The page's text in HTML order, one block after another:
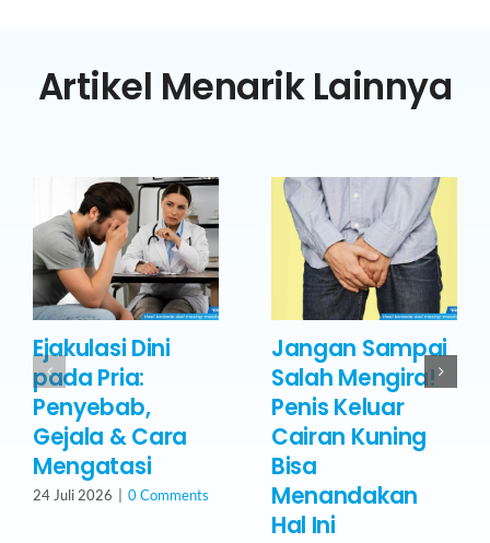
Artikel Menarik Lainnya
Ejakulasi Dini
pada Pria:
Penyebab,
Gejala & Cara
Mengatasi
24 Juli 2026 0 Comments
Jangan Sampai
Salah Mengira!
Penis Keluar
Cairan Kuning
Bisa
Menandakan
Hal Ini